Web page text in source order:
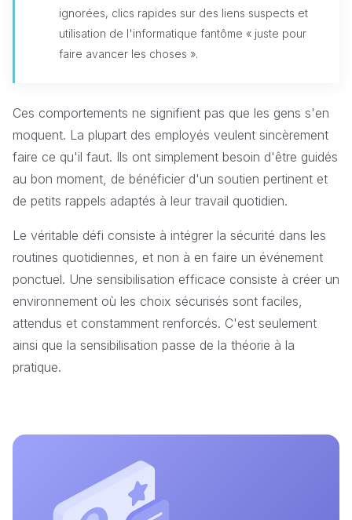
ignorées, clics rapides sur des liens suspects et
utilisation de l'informatique fantôme « juste pour
faire avancer les choses ».
Ces comportements ne signifient pas que les gens s'en
moquent. La plupart des employés veulent sincèrement
faire ce qu'il faut. Ils ont simplement besoin d'être guidés
au bon moment, de bénéficier d'un soutien pertinent et
de petits rappels adaptés à leur travail quotidien.
Le véritable défi consiste à intégrer la sécurité dans les
routines quotidiennes, et non à en faire un événement
ponctuel. Une sensibilisation efficace consiste à créer un
environnement où les choix sécurisés sont faciles,
attendus et constamment renforcés. C'est seulement
ainsi que la sensibilisation passe de la théorie à la
pratique.